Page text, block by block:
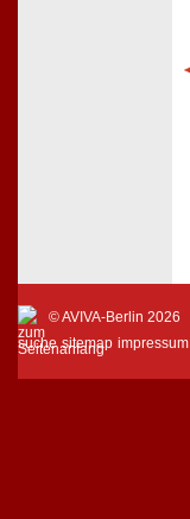
© AVIVA-Berlin 2026
suche sitemap impressum